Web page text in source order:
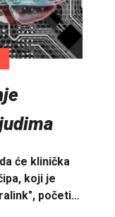
će klinička
koji je
početi…